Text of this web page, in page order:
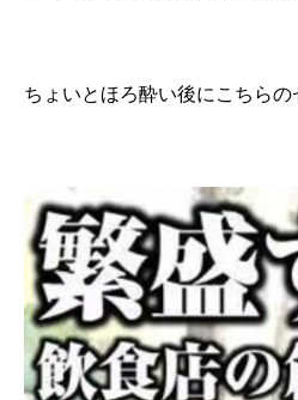
ちょいとほろ酔い後にこちら